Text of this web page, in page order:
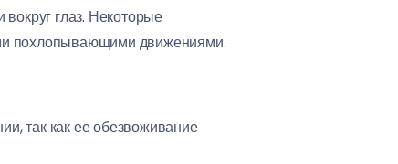
вокруг глаз. Некоторые
похлопывающими движениями.
так как ее обезвоживание